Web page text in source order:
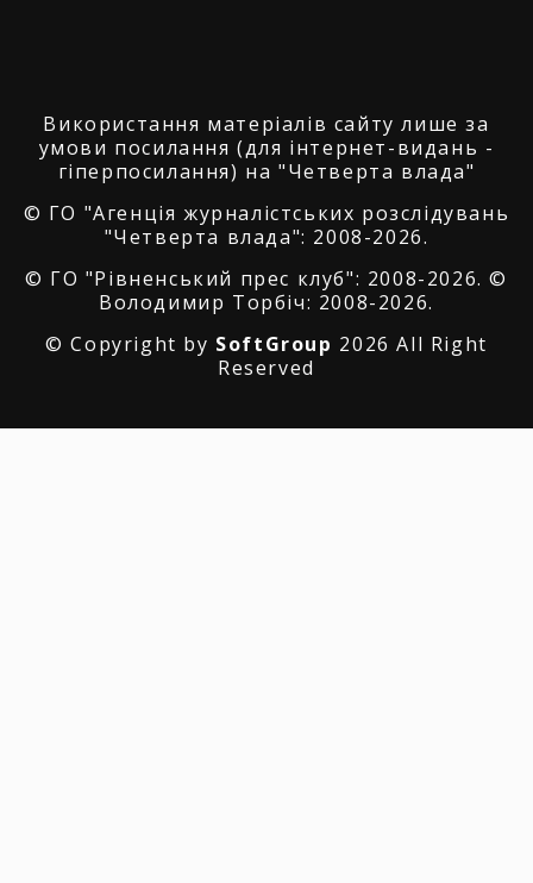
Використання матеріалів сайту лише за
умови посилання (для інтернет-видань -
гіперпосилання) на "Четверта влада"
© ГО "Агенція журналістських розслідувань
"Четверта влада": 2008-2026.
© ГО "Рівненський прес клуб": 2008-2026. ©
Володимир Торбіч: 2008-2026.
© Copyright by SoftGroup 2026 All Right
Reserved